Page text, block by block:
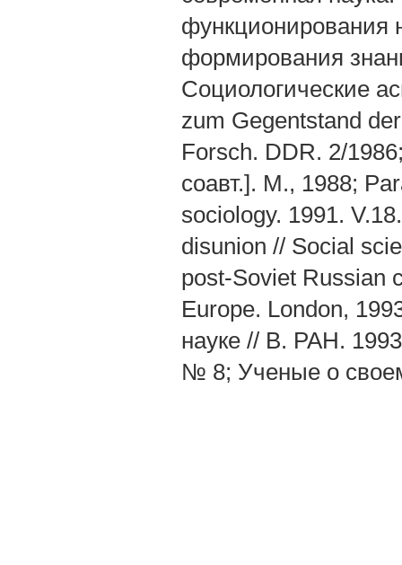
формирования
Социологические
zum Gegentstand
Forsch. DDR. 2/
соавт.]. М., 1988;
sociology. 1991.
disunion // Social
post-Soviet Russian
Europe. London,
науке // В. РАН.
№ 8; Ученые о